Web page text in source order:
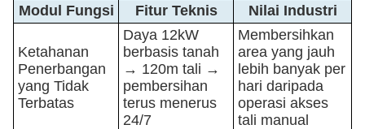
Modul Fungsi Fitur Teknis Nilai Industri
Ketahanan
Penerbangan
yang Tidak
Terbatas
Daya 12kW
berbasis tanah
→ 120m tali →
pembersihan
terus menerus
24/7
Membersihkan
area yang jauh
lebih banyak per
hari daripada
operasi akses
tali manual